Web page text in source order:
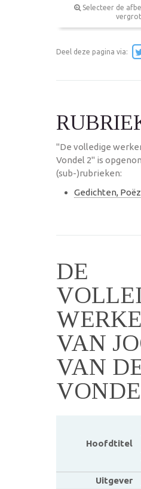
Selecteer de
Deel deze pagina via:
"De volledige
Vondel 2" is
(sub-)rubrieken:
Gedichten,
DE
VAN
VAN
Hoofdtitel
Uitgever